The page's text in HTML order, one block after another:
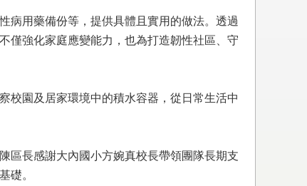
病用藥備份等，提供具體且實用的做法。透過
僅強化家庭應變能力，也為打造韌性社區、守
校園及居家環境中的積水容器，從日常生活中
區長感謝大內國小方婉真校長帶領團隊長期支
礎。